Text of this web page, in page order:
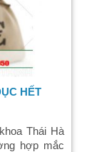
HẾT
Thái Hà
hợp mắc